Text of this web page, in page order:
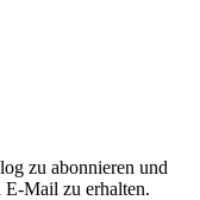
zu abonnieren und
E-Mail zu erhalten.